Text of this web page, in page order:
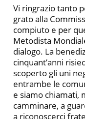
Vi ringrazio tanto
grato alla
compiuto e per
Metodista
dialogo. La
cinquant’anni
scoperto gli uni
entrambe le
e siamo chiamati,
camminare, a
a riconoscerci